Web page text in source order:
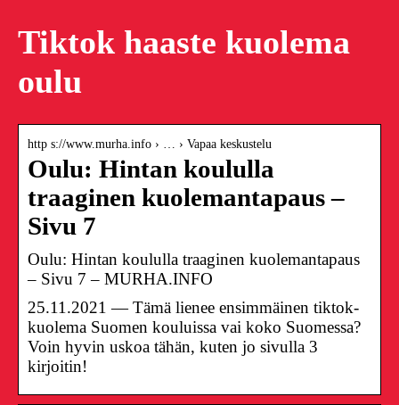
Tiktok haaste kuolema
oulu
http s://www.murha.info › … › Vapaa keskustelu
Oulu: Hintan koululla
traaginen kuolemantapaus –
Sivu 7
Oulu: Hintan koululla traaginen kuolemantapaus
– Sivu 7 – MURHA.INFO
25.11.2021 — Tämä lienee ensimmäinen tiktok-
kuolema Suomen kouluissa vai koko Suomessa?
Voin hyvin uskoa tähän, kuten jo sivulla 3
kirjoitin!